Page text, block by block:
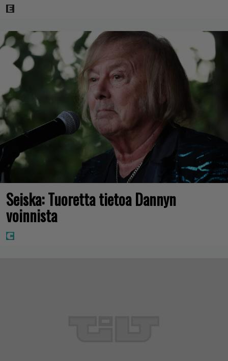
Seiska: Tuoretta tietoa Dannyn
voinnista